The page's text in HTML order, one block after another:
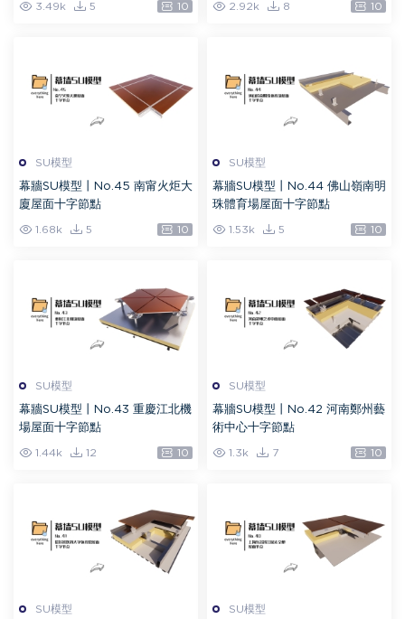
3.49k 5 10 2.92k 8 10
SU模型
幕牆SU模型丨No.45 南甯火炬大
廈屋面十字節點
1.68k 5 10
SU模型
幕牆SU模型丨No.44 佛山嶺南明
珠體育場屋面十字節點
1.53k 5 10
SU模型
幕牆SU模型丨No.43 重慶江北機
場屋面十字節點
1.44k 12 10
SU模型
幕牆SU模型丨No.42 河南鄭州藝
術中心十字節點
1.3k 7 10
SU模型 SU模型